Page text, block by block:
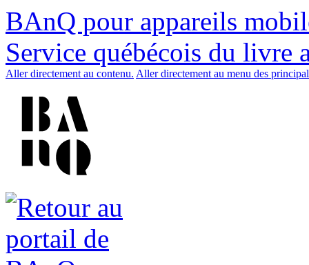
BAnQ pour appareils
Service québécois du livre
Aller directement au contenu. Aller directement au menu des